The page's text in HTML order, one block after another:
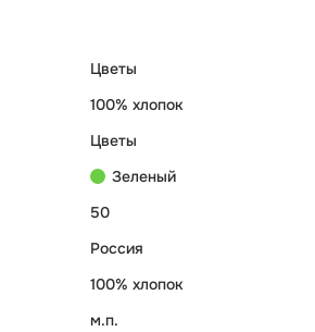
Цветы
100% хлопок
Цветы
Зеленый
50
Россия
100% хлопок
м.п.